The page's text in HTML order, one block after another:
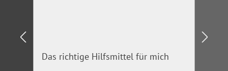
Das richtige Hilfsmittel für mich